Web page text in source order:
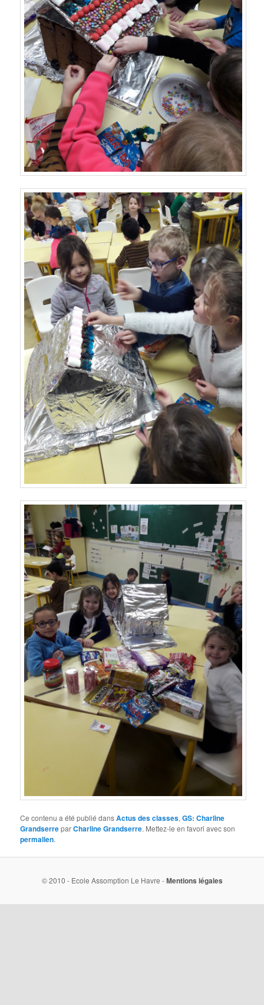
Ce contenu a été publié dansActus des classes,GS: Charline
GrandserreparCharline Grandserre. Mettez-le en favori avec son
permalien.
© 2010 - Ecole Assomption Le Havre -Mentions légales